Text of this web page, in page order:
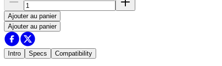
Ajouter au panier
Ajouter au panier
Intro Specs Compatibility